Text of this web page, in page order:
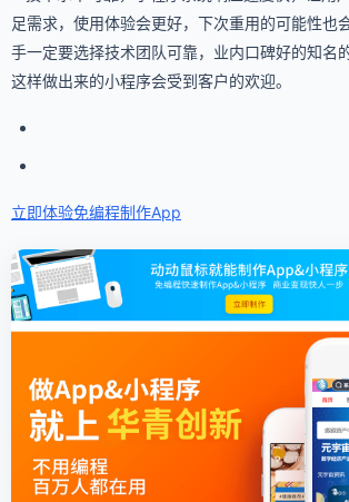
足需求，使用体验会更好，下次重用的可能性也
手一定要选择技术团队可靠，业内口碑好的知名
这样做出来的小程序会受到客户的欢迎。
立即体验免编程制作App